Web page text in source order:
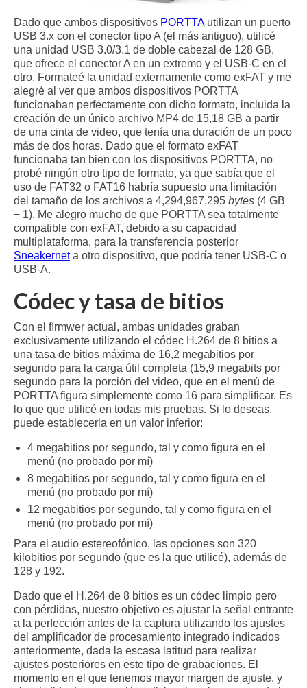
Dado que ambos dispositivos PORTTAutilizan un puerto
USB 3.x con el conector tipo A (el más antiguo), utilicé
una unidad USB 3.0/3.1 de doble cabezal de 128 GB,
que ofrece el conector A en un extremo y el USB-C en el
otro. Formateé la unidad externamente como exFAT y me
alegré al ver que ambos dispositivos PORTTA
funcionaban perfectamente con dicho formato, incluida la
creación de un único archivo MP4 de 15,18 GB a partir
de una cinta de video, que tenía una duración de un poco
más de dos horas. Dado que el formato exFAT
funcionaba tan bien con los dispositivos PORTTA, no
probé ningún otro tipo de formato, ya que sabía que el
uso de FAT32 o FAT16 habría supuesto una limitación
del tamaño de los archivos a 4,294,967,295 bytes (4 GB
− 1). Me alegro mucho de que PORTTA sea totalmente
compatible con exFAT, debido a su capacidad
multiplataforma, para la transferencia posterior
Sneakerneta otro dispositivo, que podría tener USB-C o
USB-A.
Códec y tasa de bitios
Con el fírmwer actual, ambas unidades graban
exclusivamente utilizando el códec H.264 de 8 bitios a
una tasa de bitios máxima de 16,2 megabitios por
segundo para la carga útil completa (15,9 megabits por
segundo para la porción del video, que en el menú de
PORTTA figura simplemente como 16 para simplificar. Es
lo que que utilicé en todas mis pruebas. Si lo deseas,
puede establecerla en un valor inferior:
4 megabitios por segundo, tal y como figura en el
menú (no probado por mí)
8 megabitios por segundo, tal y como figura en el
menú (no probado por mí)
12 megabitios por segundo, tal y como figura en el
menú (no probado por mí)
Para el audio estereofónico, las opciones son 320
kilobitios por segundo (que es la que utilicé), además de
128 y 192.
Dado que el H.264 de 8 bitios es un códec limpio pero
con pérdidas, nuestro objetivo es ajustar la señal entrante
a la perfección antes de la captura utilizando los ajustes
del amplificador de procesamiento integrado indicados
anteriormente, dada la escasa latitud para realizar
ajustes posteriores en este tipo de grabaciones. El
momento en el que tenemos mayor margen de ajuste, y